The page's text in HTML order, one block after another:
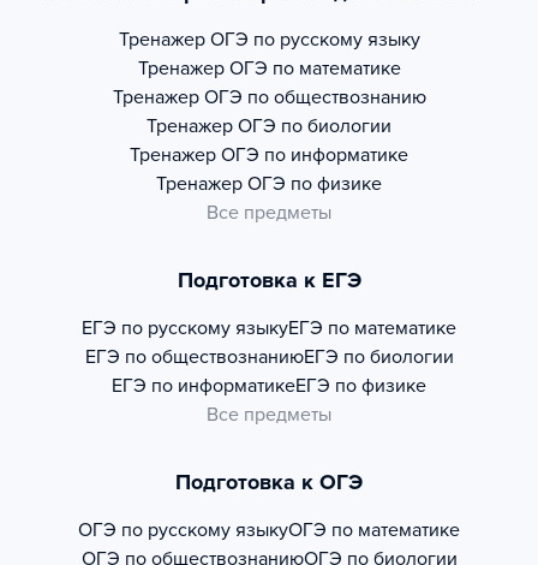
Тренажер ОГЭ по русскому языку
Тренажер ОГЭ по математике
Тренажер ОГЭ по обществознанию
Тренажер ОГЭ по биологии
Тренажер ОГЭ по информатике
Тренажер ОГЭ по физике
Все предметы
Подготовка к ЕГЭ
ЕГЭ по русскому языкуЕГЭ по математике
ЕГЭ по обществознаниюЕГЭ по биологии
ЕГЭ по информатикеЕГЭ по физике
Все предметы
Подготовка к ОГЭ
ОГЭ по русскому языкуОГЭ по математике
ОГЭ по обществознаниюОГЭ по биологии